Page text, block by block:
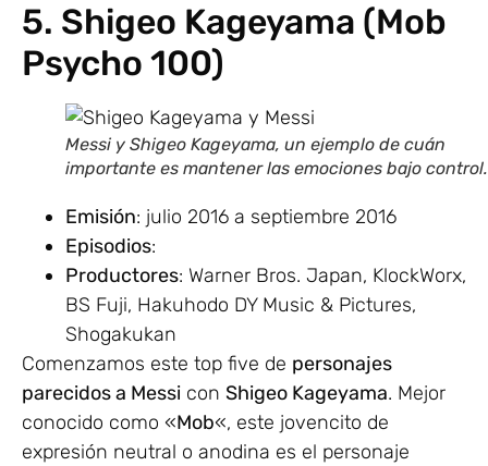
5. Shigeo Kageyama (Mob
Psycho 100)
Messi y Shigeo Kageyama, un ejemplo de cuán
importante es mantener las emociones bajo control.
Emisión: julio 2016 a septiembre 2016
Episodios:
Productores: Warner Bros. Japan, KlockWorx,
BS Fuji, Hakuhodo DY Music & Pictures,
Shogakukan
Comenzamos este top five de personajes
parecidos a Messi con Shigeo Kageyama. Mejor
conocido como «Mob«, este jovencito de
expresión neutral o anodina es el personaje